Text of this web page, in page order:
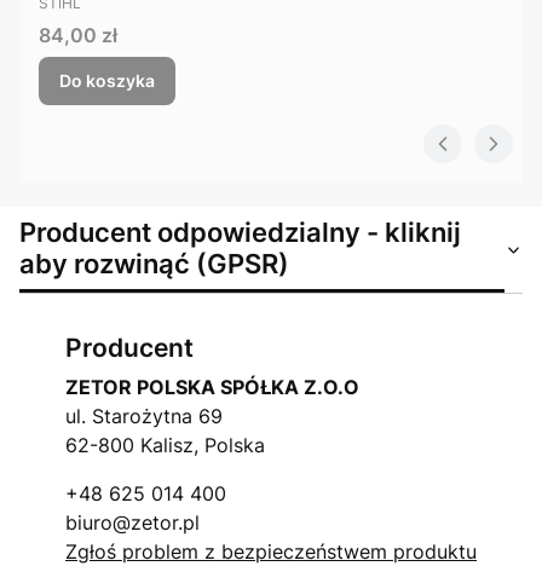
Cena
84,00 zł
Do koszyka
Producent odpowiedzialny - kliknij
aby rozwinąć (GPSR)
Producent
ZETOR POLSKA SPÓŁKA Z.O.O
ul. Starożytna 69
62-800 Kalisz, Polska
+48 625 014 400
biuro@zetor.pl
Zgłoś problem z bezpieczeństwem produktu